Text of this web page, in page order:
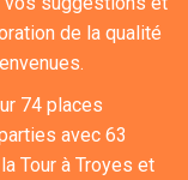
de la qualité
74 places
avec 63
Tour à Troyes et